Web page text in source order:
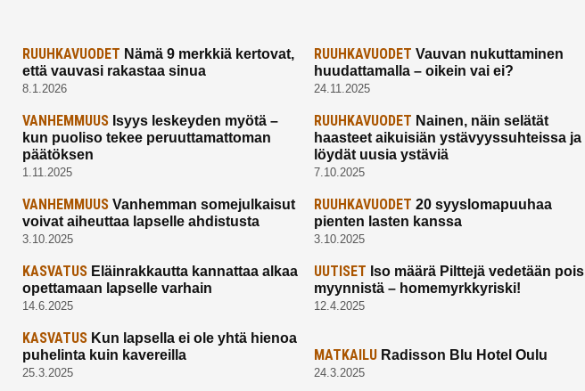
RUUHKAVUODET Nämä 9 merkkiä kertovat,
että vauvasi rakastaa sinua
8.1.2026
RUUHKAVUODET Vauvan nukuttaminen
huudattamalla – oikein vai ei?
24.11.2025
VANHEMMUUS Isyys leskeyden myötä –
kun puoliso tekee peruuttamattoman
päätöksen
1.11.2025
RUUHKAVUODET Nainen, näin selätät
haasteet aikuisiän ystävyyssuhteissa ja
löydät uusia ystäviä
7.10.2025
VANHEMMUUS Vanhemman somejulkaisut
voivat aiheuttaa lapselle ahdistusta
3.10.2025
RUUHKAVUODET 20 syyslomapuuhaa
pienten lasten kanssa
3.10.2025
KASVATUS Eläinrakkautta kannattaa alkaa
opettamaan lapselle varhain
14.6.2025
UUTISET Iso määrä Pilttejä vedetään pois
myynnistä – homemyrkkyriski!
12.4.2025
KASVATUS Kun lapsella ei ole yhtä hienoa
puhelinta kuin kavereilla
25.3.2025
MATKAILU Radisson Blu Hotel Oulu
24.3.2025